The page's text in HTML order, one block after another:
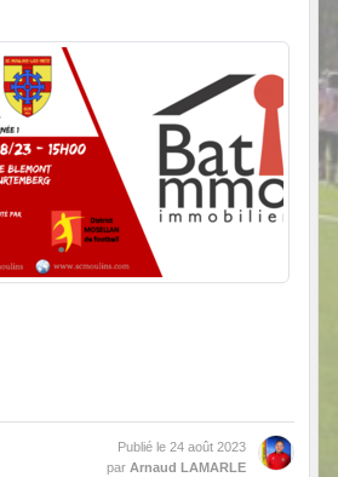
Publié le 24 août 2023
par Arnaud LAMARLE